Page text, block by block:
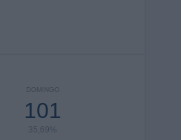
DOMINGO
101
35,69%